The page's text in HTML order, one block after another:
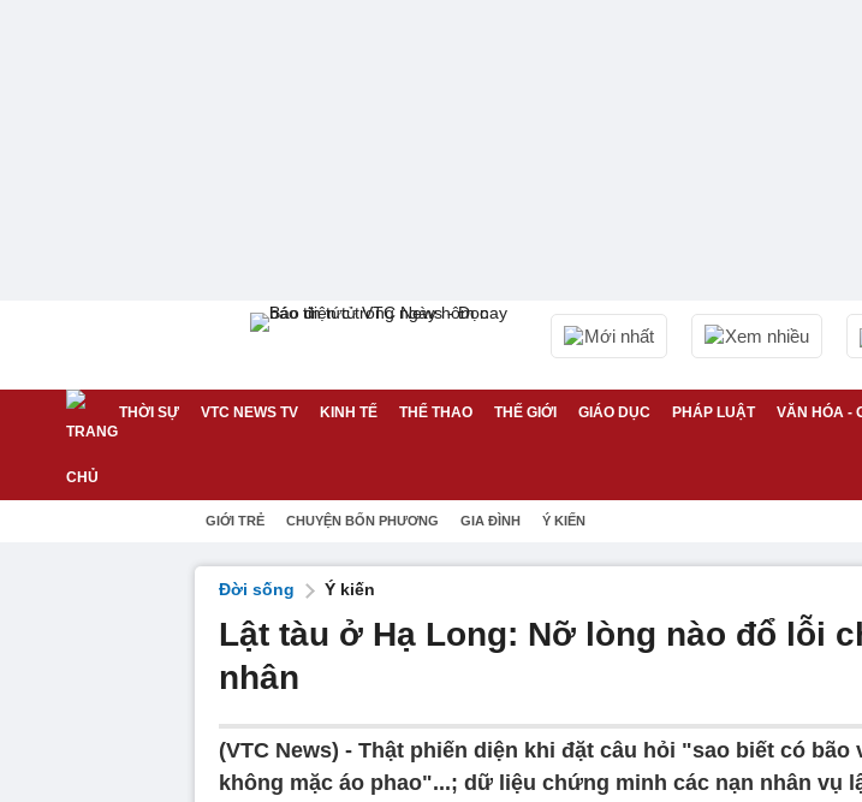
Mới nhất Xem nhiều
THỜI SỰ VTC NEWS TV KINH TẾ THỂ THAO THẾ GIỚI GIÁO DỤC PHÁP LUẬT VĂN HÓA -
GIỚI TRẺ CHUYỆN BỐN PHƯƠNG GIA ĐÌNH Ý KIẾN
Đời sống Ý kiến
Lật tàu ở Hạ Long: Nỡ lòng nào đổ lỗi
nhân
(VTC News) - Thật phiến diện khi đặt câu hỏi "sao biết có bão
không mặc áo phao"...; dữ liệu chứng minh các nạn nhân vụ